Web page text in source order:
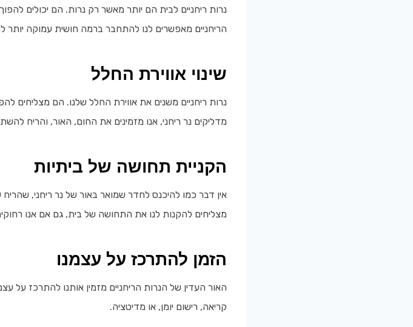
נרות ריחניים לבית הם יותר מאשר רק נרות. הם יכולים
הריחניים מאפשרים לנו להתחבר ברמה חושית עמוקה
שינוי אווירת החלל
נרות ריחניים משנים את אווירת החלל שלנו. הם מצליחים
מדליקים נר ריחני, אנו מזמינים את החום, האור, והריח
הקניית תחושה של ביתיות
אין דבר כמו להיכנס לחדר שמואר באור של נר ריחני, שהריח
מצליחים להקנות לנו את התחושה של בית, גם אם אנו
הזמן להתרכז על עצמנו
האור העדין של הנרות הריחניים מזמין אותנו להתרכז
קריאה, רישום יומן, או מדיטציה.